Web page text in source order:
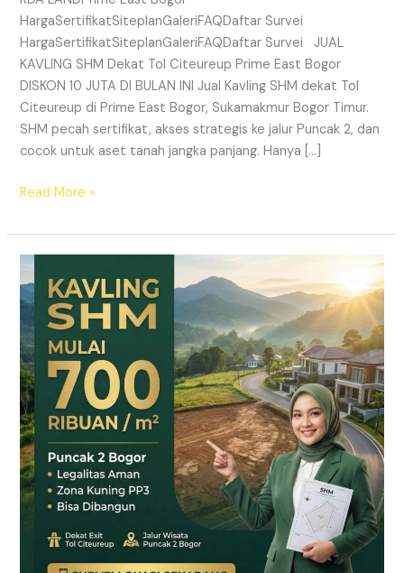
HargaSertifikatSiteplanGaleriFAQDaftar Survei
HargaSertifikatSiteplanGaleriFAQDaftar Survei JUAL
KAVLING SHM Dekat Tol Citeureup Prime East Bogor
DISKON 10 JUTA DI BULAN INI Jual Kavling SHM dekat Tol
Citeureup di Prime East Bogor, Sukamakmur Bogor Timur.
SHM pecah sertifikat, akses strategis ke jalur Puncak 2, dan
cocok untuk aset tanah jangka panjang. Hanya […]
Read More »
HARMONI
PRIME
EAST
BOGOR
–
KAVLING
SHM
LEGAL
DI
PUNCAK
2
BOGOR